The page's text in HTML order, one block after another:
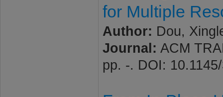
for Multiple
Author: Dou,
Journal: ACM
pp. -. DOI: